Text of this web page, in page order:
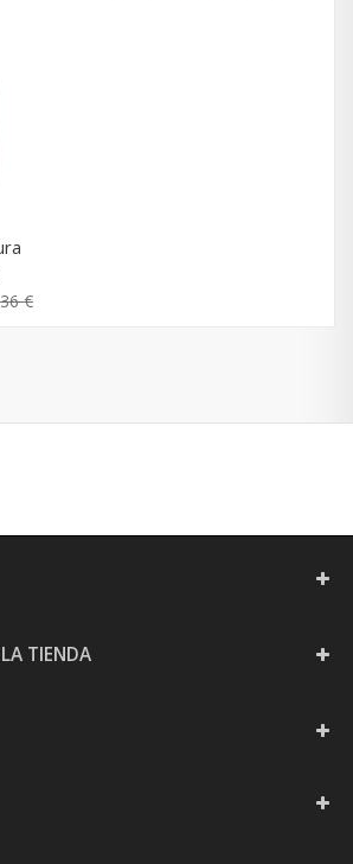
€
TIENDA